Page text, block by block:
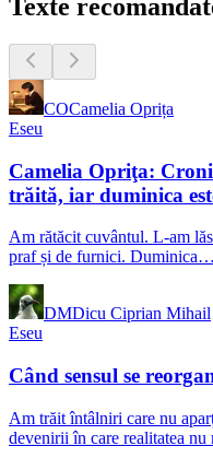
Texte
COCamelia Oprița
Eseu
Camelia Opriţa:
trăită, iar duminica
Am rătăcit cuvântul. L-am
praf și de furnici. Duminica…
DMDicu Ciprian Mihail
Eseu
Când sensul se
Am trăit întâlniri care nu
devenirii în care realitatea